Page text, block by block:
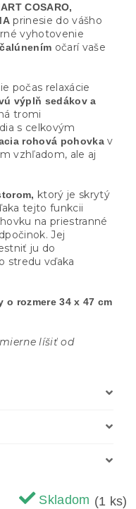
Skladom (1 ks)
COSARO,
prinesie do vášho
vyhotovenie
očarí vaše
počas relaxácie
výplň sedákov a
tromi
s celkovým
rohová pohovkav
vzhľadom, ale aj
ktorý je skrytý
tejto funkcii
na priestranné
Jej
ju do
stredu vďaka
rozmere 34 x 47 cm
líšiť od